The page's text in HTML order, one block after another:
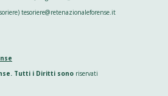
tesoriere@retenazionaleforense.it
Tutti i Diritti sono riservati